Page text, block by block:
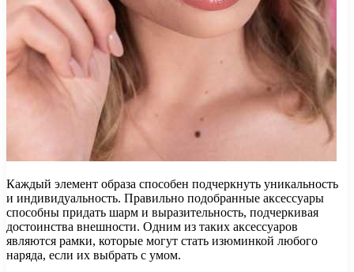
Каждый элемент образа способен подчеркнуть уникальность
и индивидуальность. Правильно подобранные аксессуары
способны придать шарм и выразительность, подчеркивая
достоинства внешности. Одним из таких аксессуаров
являются рамки, которые могут стать изюминкой любого
наряда, если их выбрать с умом.